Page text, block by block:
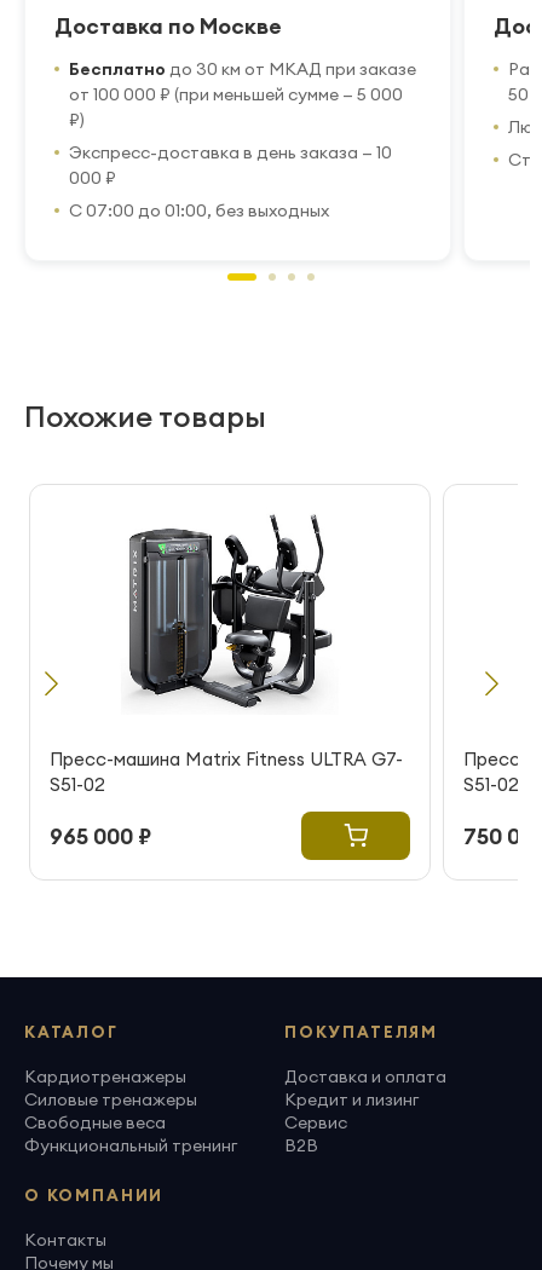
Доставка по Москве
Бесплатно до 30 км от МКАД при заказе
от 100 000 ₽ (при меньшей сумме — 5 000
₽)
Экспресс-доставка в день заказа — 10
000 ₽
С 07:00 до 01:00, без выходных
50
Похожие товары
Пресс-машина Matrix Fitness ULTRA G7-
S51-02
965 000 ₽
Пресс-
S51-02
750
КАТАЛОГ
Кардиотренажеры
Силовые тренажеры
Свободные веса
Функциональный тренинг
ПОКУПАТЕЛЯМ
Доставка и оплата
Кредит и лизинг
Сервис
B2B
О КОМПАНИИ
Контакты
Почему мы